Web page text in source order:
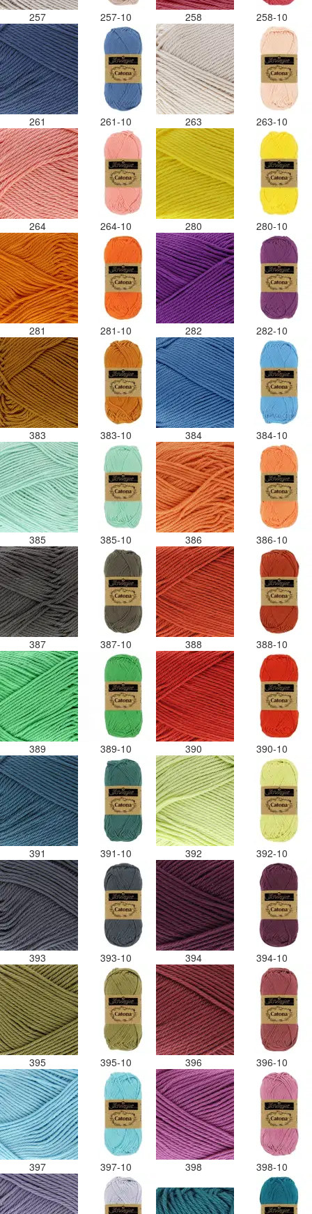
257 257-10 258 258-10
261 261-10 263 263-10
264 264-10 280 280-10
281 281-10 282 282-10
383 383-10 384 384-10
385 385-10 386 386-10
387 387-10 388 388-10
389 389-10 390 390-10
391 391-10 392 392-10
393 393-10 394 394-10
395 395-10 396 396-10
397 397-10 398 398-10